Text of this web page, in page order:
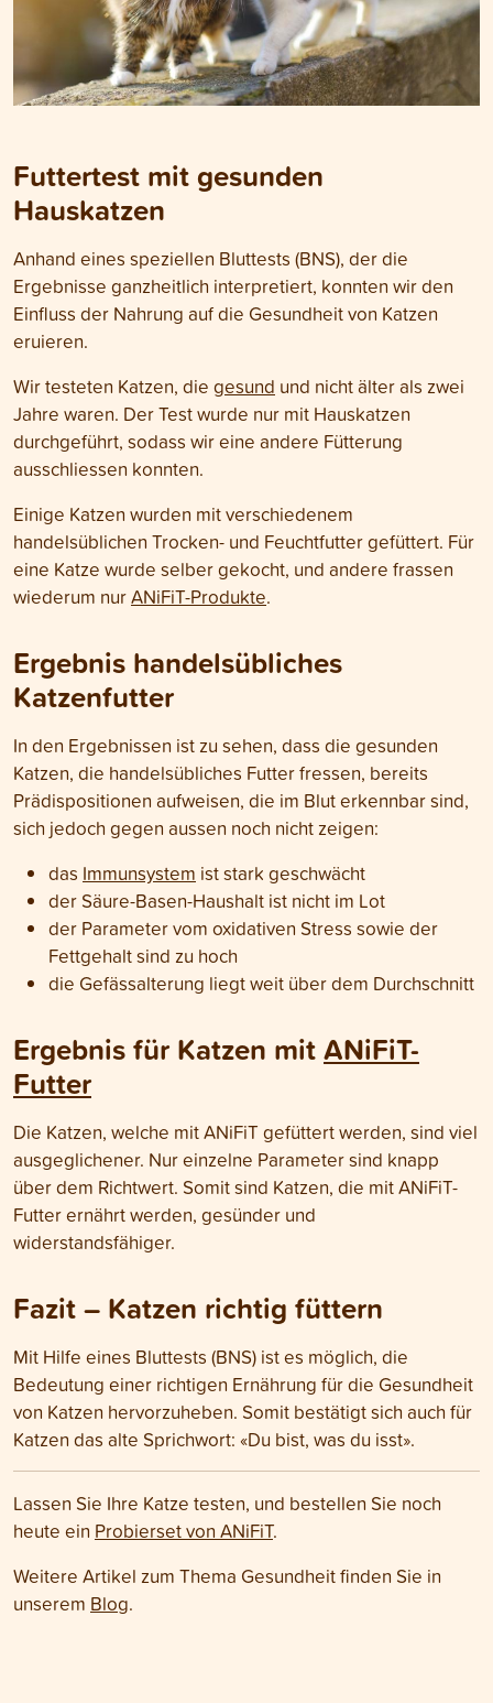
Futtertest mit gesunden
Hauskatzen
Anhand eines speziellen Bluttests (BNS), der die
Ergebnisse ganzheitlich interpretiert, konnten wir den
Einfluss der Nahrung auf die Gesundheit von Katzen
eruieren.
Wir testeten Katzen, die gesund und nicht älter als zwei
Jahre waren. Der Test wurde nur mit Hauskatzen
durchgeführt, sodass wir eine andere Fütterung
ausschliessen konnten.
Einige Katzen wurden mit verschiedenem
handelsüblichen Trocken- und Feuchtfutter gefüttert. Für
eine Katze wurde selber gekocht, und andere frassen
wiederum nurANiFiT-Produkte.
Ergebnis handelsübliches
Katzenfutter
In den Ergebnissen ist zu sehen, dass die gesunden
Katzen, die handelsübliches Futter fressen, bereits
Prädispositionen aufweisen, die im Blut erkennbar sind,
sich jedoch gegen aussen noch nicht zeigen:
das Immunsystem ist stark geschwächt
der Säure-Basen-Haushalt ist nicht im Lot
der Parameter vom oxidativen Stress sowie der
Fettgehalt sind zu hoch
die Gefässalterung liegt weit über dem Durchschnitt
Ergebnis für Katzen mitANiFiT-
Futter
Die Katzen, welche mit ANiFiT gefüttert werden, sind viel
ausgeglichener. Nur einzelne Parameter sind knapp
über dem Richtwert. Somit sind Katzen, die mit ANiFiT-
Futter ernährt werden, gesünder und
widerstandsfähiger.
Fazit – Katzen richtig füttern
Mit Hilfe eines Bluttests (BNS) ist es möglich, die
Bedeutung einer richtigen Ernährung für die Gesundheit
von Katzen hervorzuheben. Somit bestätigt sich auch für
Katzen das alte Sprichwort: «Du bist, was du isst».
Lassen Sie Ihre Katze testen, und bestellen Sie noch
heute ein Probierset von ANiFiT.
Weitere Artikel zum Thema Gesundheit finden Sie in
unserem Blog.